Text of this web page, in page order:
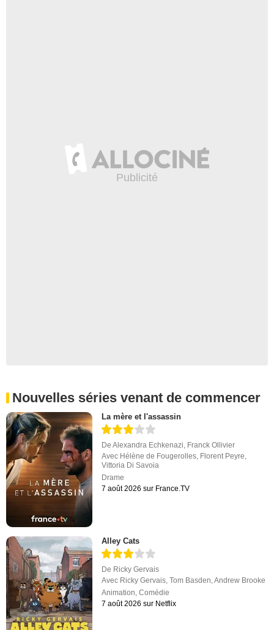
Nouvelles séries venant de commencer
La mère et l'assassin
DeAlexandra Echkenazi, Franck Ollivier
Avec Hélène de Fougerolles, Florent Peyre,
Vittoria Di Savoia
Drame
7 août 2026 sur France.TV
Alley Cats
De Ricky Gervais
Avec Ricky Gervais,Tom Basden,Andrew Brooke
Animation,Comédie
7 août 2026 sur Netflix